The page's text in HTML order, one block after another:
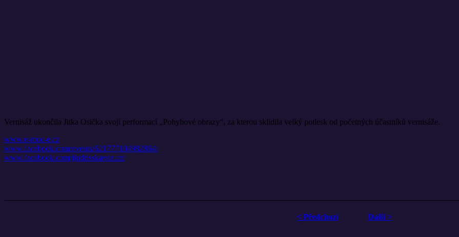
Vernisáž ukončila Jitka Osička svojí performací „Pohybové obrazy“, za kterou sklidila velký potlesk od početných účastníků vernisáže.
www.e-moc-e.cz
www.facebook.com/events/621777104982864/
www.facebook.com/jindrisskavez.cz/
< Předchozí Další >